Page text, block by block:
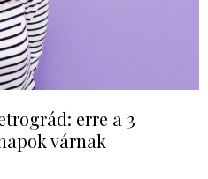
erre a 3
várnak